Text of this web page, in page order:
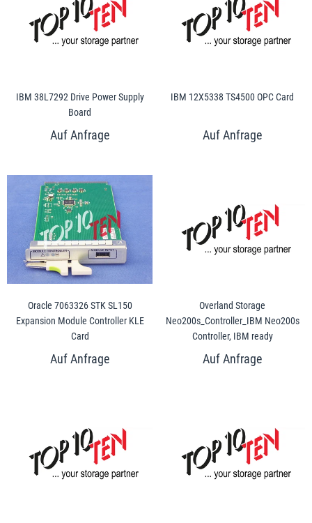
IBM 38L7292 Drive Power Supply
Board
IBM 12X5338 TS4500 OPC Card
Oracle 7063326 STK SL150
Expansion Module Controller KLE
Card
Overland Storage
Neo200s_Controller_IBM Neo200s
Controller, IBM ready